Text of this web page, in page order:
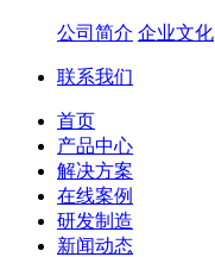
公司简介 企业文化
联系我们
首页
产品中心
解决方案
在线案例
研发制造
新闻动态